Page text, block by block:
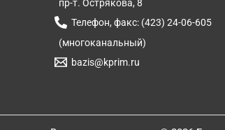
пр-т. Острякова, 8
Телефон, факс: (423) 24-06-605
(многоканальный)
bazis@kprim.ru